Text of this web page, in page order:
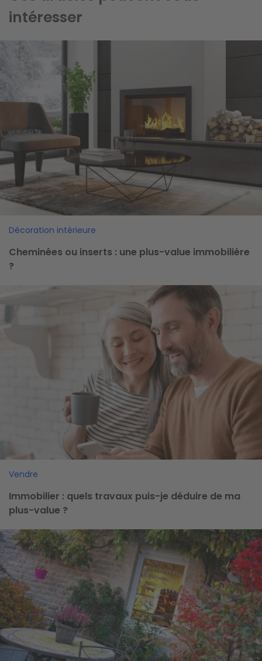
intéresser
Image
Décoration intérieure
Cheminées ou inserts : une plus-value immobilière
?
Vendre
Immobilier : quels travaux puis-je déduire de ma
plus-value ?
Image